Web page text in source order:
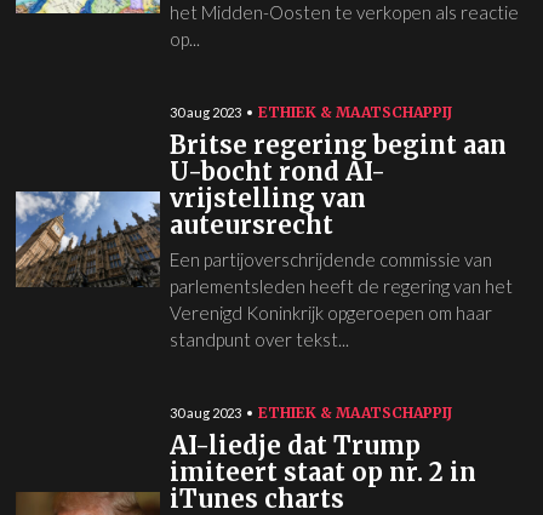
het Midden-Oosten te verkopen als reactie
op...
30 aug 2023 ETHIEK & MAATSCHAPPIJ
Britse regering begint aan
U-bocht rond AI-
vrijstelling van
auteursrecht
Een partijoverschrijdende commissie van
parlementsleden heeft de regering van het
Verenigd Koninkrijk opgeroepen om haar
standpunt over tekst...
30 aug 2023 ETHIEK & MAATSCHAPPIJ
AI-liedje dat Trump
imiteert staat op nr. 2 in
iTunes charts